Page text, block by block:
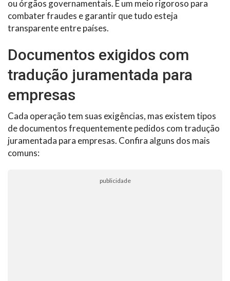
ou órgãos governamentais. É um meio rigoroso para
combater fraudes e garantir que tudo esteja
transparente entre países.
Documentos exigidos com
tradução juramentada para
empresas
Cada operação tem suas exigências, mas existem tipos
de documentos frequentemente pedidos com tradução
juramentada para empresas. Confira alguns dos mais
comuns:
publicidade